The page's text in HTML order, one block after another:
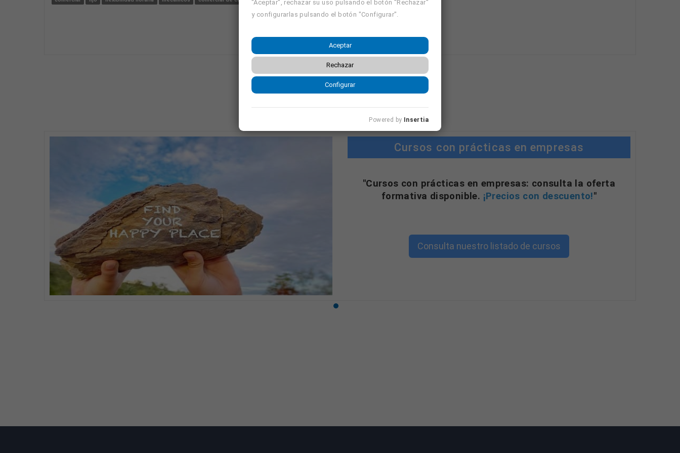
Mostrando página 3 de 97 (Total 388)
Cursos con prácticas en empresas
"Cursos con prácticas en empresas: consulta la oferta
formativa disponible. ¡Precios con descuento!"
Consulta nuestro listado de cursos
"Aceptar", rechazar su uso pulsando el botón "Rechazar"
y configurarlas pulsando el botón "Configurar".
Aceptar
Rechazar
Configurar
Powered by Insertia